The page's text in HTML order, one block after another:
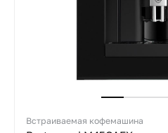
Встраиваемая кофемашина